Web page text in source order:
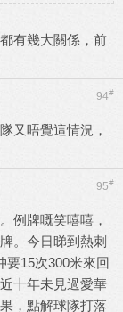
有幾大關係，前
94#
又唔覺這情況，
95#
例牌嘅笑嘻嘻，
。今日睇到熱刺
要15次300米來回
十年未見過愛華
，點解球隊打落